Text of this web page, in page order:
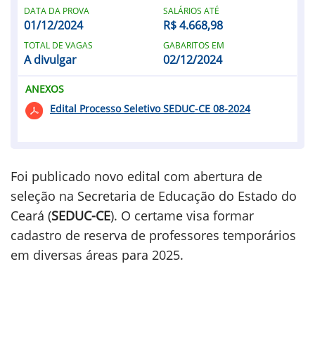
Foi publicado novo edital com abertura de
seleção na Secretaria de Educação do Estado do
Ceará (SEDUC-CE). O certame visa formar
cadastro de reserva de professores temporários
em diversas áreas para 2025.
DATA DA PROVA
01/12/2024
SALÁRIOS ATÉ
R$ 4.668,98
TOTAL DE VAGAS
A divulgar
GABARITOS EM
02/12/2024
ANEXOS
Edital Processo Seletivo SEDUC-CE 08-2024